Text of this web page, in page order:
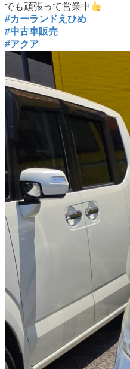
でも頑張って営業中
#カーランドえひめ
#中古車販売
#アクア